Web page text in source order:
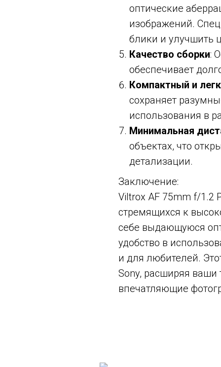
оптические
изображений.
блики и улучшить
Качество сборки:
обеспечивает
Компактный и
сохраняет
использования в
Минимальная
объектах, что
детализации.
Заключение:
Viltrox AF 75mm f/1.2
стремящихся к
себе выдающуюся
удобство в
и для любителей.
Sony, расширяя ваши
впечатляющие